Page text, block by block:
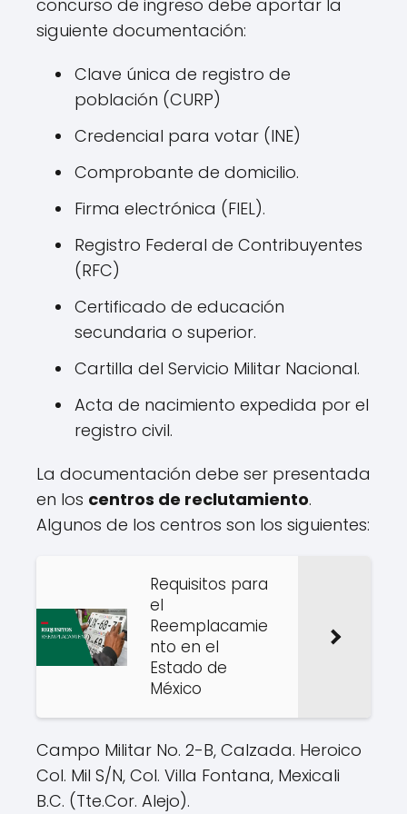
concurso de ingreso debe aportar la
siguiente documentación:
Clave única de registro de
población (CURP)
Credencial para votar (INE)
Comprobante de domicilio.
Firma electrónica (FIEL).
Registro Federal de Contribuyentes
(RFC)
Certificado de educación
secundaria o superior.
Cartilla del Servicio Militar Nacional.
Acta de nacimiento expedida por el
registro civil.
La documentación debe ser presentada
en los centros de reclutamiento.
Algunos de los centros son los siguientes:
Requisitos para
el
Reemplacamie
nto en el
Estado de
México
Campo Militar No. 2-B, Calzada. Heroico
Col. Mil S/N, Col. Villa Fontana, Mexicali
B.C. (Tte.Cor. Alejo).